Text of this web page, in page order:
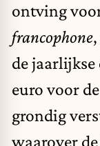
ontving
francophone
de
euro voor
grondig
waarover